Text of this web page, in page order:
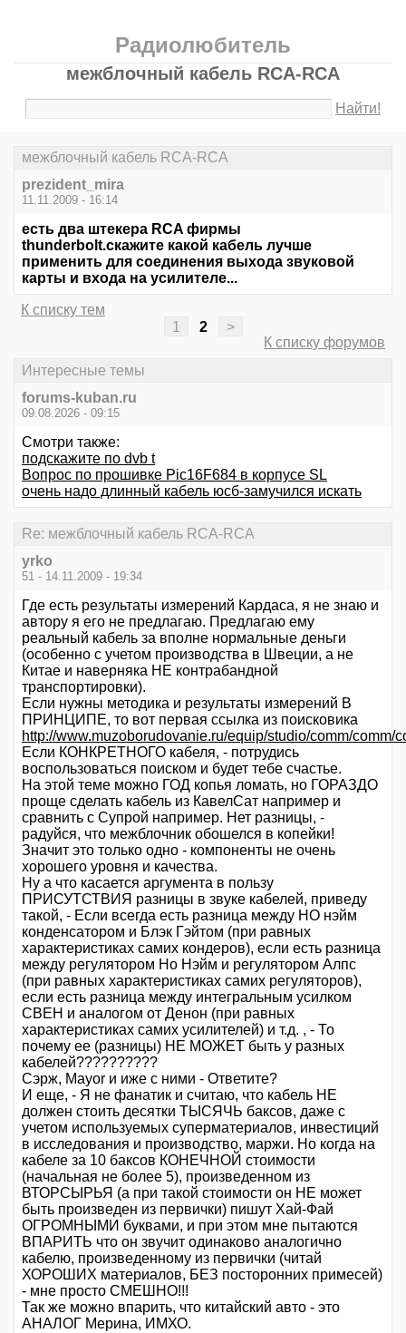
Радиолюбитель
межблочный кабель RCA-RCA
Найти!
межблочный кабель RCA-RCA
prezident_mira
11.11.2009 - 16:14
есть два штекера RCA фирмы
thunderbolt.скажите какой кабель лучше
применить для соединения выхода звуковой
карты и входа на усилителе...
К списку тем
1
2
>
К списку форумов
Интересные темы
forums-kuban.ru
09.08.2026 - 09:15
Смотри также:
подскажите по dvb t
Вопрос по прошивке Pic16F684 в корпусе SL
очень надо длинный кабель юсб-замучился искать
Re: межблочный кабель RCA-RCA
yrko
51 - 14.11.2009 - 19:34
Где есть результаты измерений Кардаса, я не знаю и
автору я его не предлагаю. Предлагаю ему
реальный кабель за вполне нормальные деньги
(особенно с учетом производства в Швеции, а не
Китае и наверняка НЕ контрабандной
транспортировки).
Если нужны методика и результаты измерений В
ПРИНЦИПЕ, то вот первая ссылка из поисковика
http://www.muzoborudovanie.ru/equip/studio/comm/comm/
Если КОНКРЕТНОГО кабеля, - потрудись
воспользоваться поиском и будет тебе счастье.
На этой теме можно ГОД копья ломать, но ГОРАЗДО
проще сделать кабель из КавелСат например и
сравнить с Супрой например. Нет разницы, -
радуйся, что межблочник обошелся в копейки!
Значит это только одно - компоненты не очень
хорошего уровня и качества.
Ну а что касается аргумента в пользу
ПРИСУТСТВИЯ разницы в звуке кабелей, приведу
такой, - Если всегда есть разница между НО нэйм
конденсатором и Блэк Гэйтом (при равных
характеристиках самих кондеров), если есть разница
между регулятором Но Нэйм и регулятором Алпс
(при равных характеристиках самих регуляторов),
если есть разница между интегральным усилком
СВЕН и аналогом от Денон (при равных
характеристиках самих усилителей) и т.д. , - То
почему ее (разницы) НЕ МОЖЕТ быть у разных
кабелей??????????
Сэрж, Mayor и иже с ними - Ответите?
И еще, - Я не фанатик и считаю, что кабель НЕ
должен стоить десятки ТЫСЯЧЬ баксов, даже с
учетом используемых суперматериалов, инвестиций
в исследования и производство, маржи. Но когда на
кабеле за 10 баксов КОНЕЧНОЙ стоимости
(начальная не более 5), произведенном из
ВТОРСЫРЬЯ (а при такой стоимости он НЕ может
быть произведен из первички) пишут Хай-Фай
ОГРОМНЫМИ буквами, и при этом мне пытаются
ВПАРИТЬ что он звучит одинаково аналогично
кабелю, произведенному из первички (читай
ХОРОШИХ материалов, БЕЗ посторонних примесей)
- мне просто СМЕШНО!!!
Так же можно впарить, что китайский авто - это
АНАЛОГ Мерина, ИМХО.